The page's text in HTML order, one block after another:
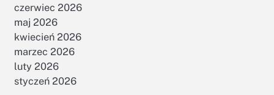
czerwiec 2026
maj 2026
kwiecień 2026
marzec 2026
luty 2026
styczeń 2026